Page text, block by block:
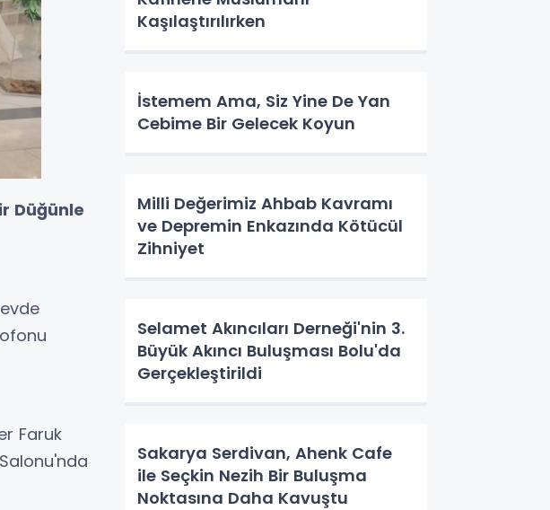
Düğünle
Faruk
Kaşılaştırılırken
İstemem Ama, Siz Yine De Yan
Cebime Bir Gelecek Koyun
Milli Değerimiz Ahbab Kavramı
ve Depremin Enkazında Kötücül
Zihniyet
Selamet Akıncıları Derneği'nin 3.
Büyük Akıncı Buluşması Bolu'da
Gerçekleştirildi
Sakarya Serdivan, Ahenk Cafe
ile Seçkin Nezih Bir Buluşma
Noktasına Daha Kavuştu